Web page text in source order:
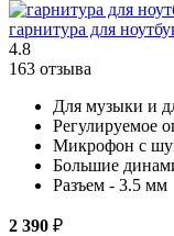
гарнитура для
4.8
163 отзыва
Для музыки и
Регулируемое
Микрофон с
Большие
Разъем - 3.5 мм
2 390 ₽